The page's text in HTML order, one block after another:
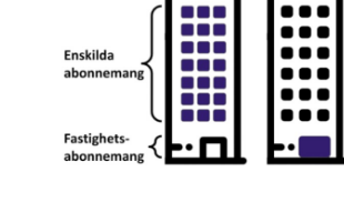
samarbeten med andra
Här kan du läsa mer om CoLin
Här hittar du fler leverantörer av
IMD i ditt
Linda Svedin
Följ BRF-Nytt på
Facebook